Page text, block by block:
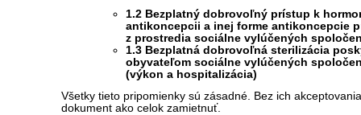
1.2 Bezplatný dobrovoľný prístup k
antikoncepcii a inej forme antikoncepcie
z prostredia sociálne vylúčených
1.3 Bezplatná dobrovoľná sterilizácia
obyvateľom sociálne vylúčených
(výkon a hospitalizácia)
Všetky tieto pripomienky sú zásadné. Bez ich
dokument ako celok zamietnuť.